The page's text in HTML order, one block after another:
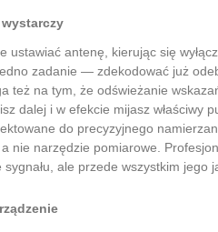
antenę, kierując się
zadanie — zdekodować już
też na tym, że odświeżanie
dalej i w efekcie mijasz właściwy
do precyzyjnego
nie narzędzie pomiarowe.
ale przede wszystkim